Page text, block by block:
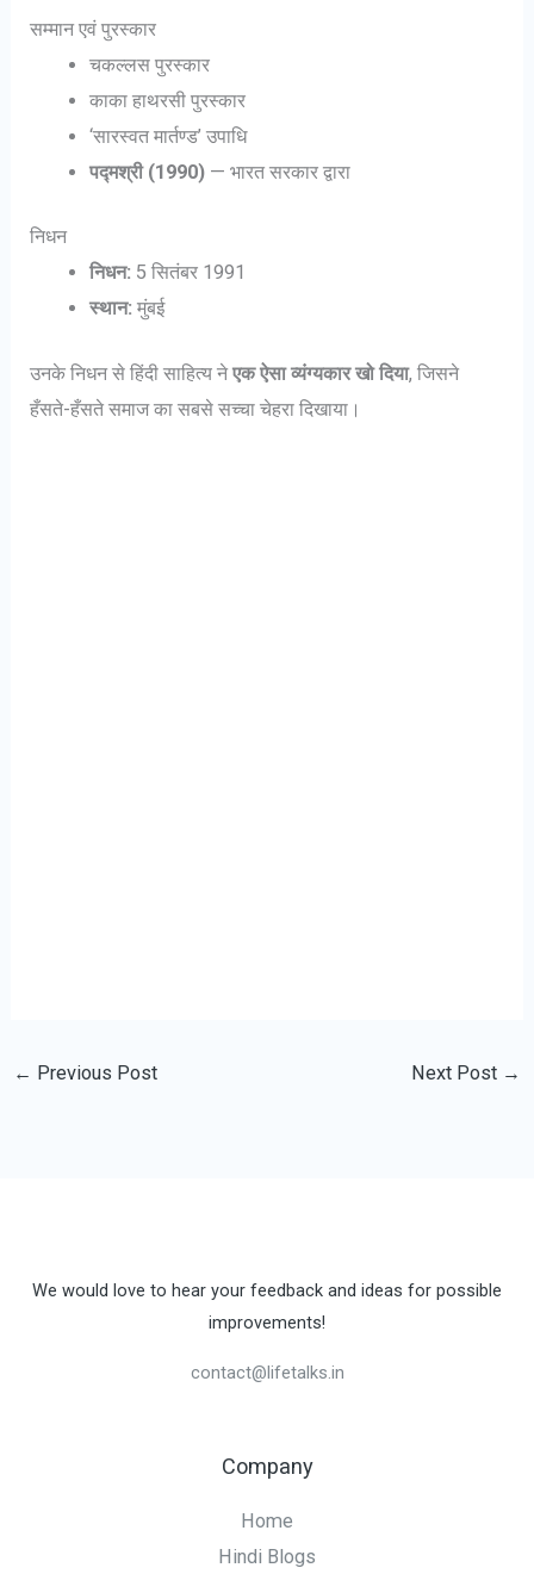
सम्मान एवं पुरस्कार
चकल्लस पुरस्कार
काका हाथरसी पुरस्कार
‘सारस्वत मार्तण्ड’ उपाधि
पद्मश्री (1990)— भारत सरकार द्वारा
निधन
निधन: 5 सितंबर 1991
स्थान: मुंबई
उनके निधन से हिंदी साहित्य नेएक ऐसा व्यंग्यकार खो दिया, जिसने
हँसते-हँसते समाज का सबसे सच्चा चेहरा दिखाया।
← Previous Post Next Post →
We would love to hear your feedback and ideas for possible
improvements!
contact@lifetalks.in
Company
Home
Hindi Blogs